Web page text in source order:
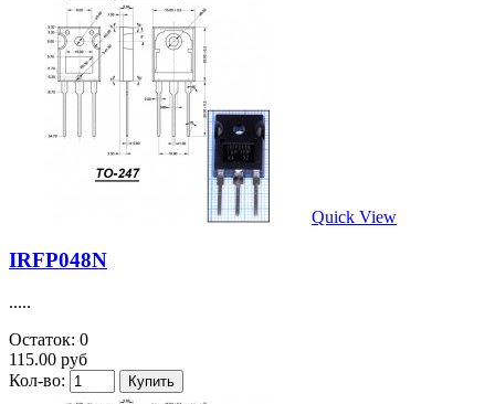
Quick View
IRFP048N
.....
Остаток: 0
115.00 руб
Кол-во: